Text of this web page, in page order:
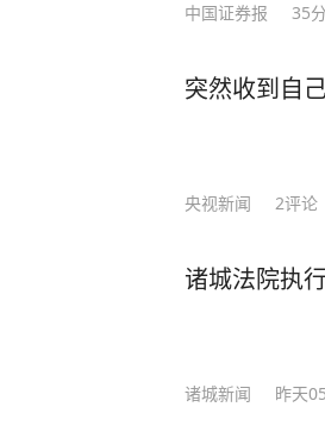
中国证券报 35
突然收到自
央视新闻 2评论
诸城法院执
诸城新闻 昨天